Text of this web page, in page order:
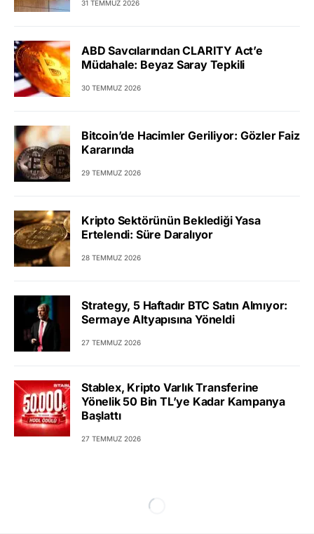
31 TEMMUZ 2026
ABD Savcılarından CLARITY Act’e
Müdahale: Beyaz Saray Tepkili
30 TEMMUZ 2026
Bitcoin’de Hacimler Geriliyor: Gözler Faiz
Kararında
29 TEMMUZ 2026
Kripto Sektörünün Beklediği Yasa
Ertelendi: Süre Daralıyor
28 TEMMUZ 2026
Strategy, 5 Haftadır BTC Satın Almıyor:
Sermaye Altyapısına Yöneldi
27 TEMMUZ 2026
Stablex, Kripto Varlık Transferine
Yönelik 50 Bin TL’ye Kadar Kampanya
Başlattı
27 TEMMUZ 2026